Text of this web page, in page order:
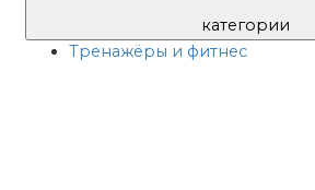
категории
Тренажёры и фитнес